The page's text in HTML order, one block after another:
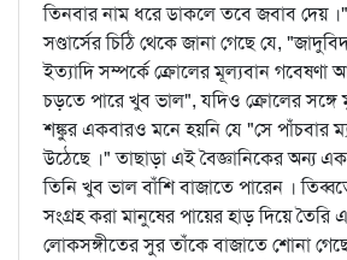
তিনবার নাম ধরে ডাকলে তবে জবাব দেয়
সণ্ডার্সের চিঠি থেকে জানা গেছে যে,
ইত্যাদি সম্পর্কে ক্রোলের মূল্যবান গবেষণা
চড়তে পারে খুব ভাল", যদিও ক্রোলের সঙ্গে
শঙ্কুর একবারও মনে হয়নি যে "সে পাঁচবার
উঠেছে ।" তাছাড়া এই বৈজ্ঞানিকের অন্য
তিনি খুব ভাল বাঁশি বাজাতে পারেন ।
সংগ্রহ করা মানুষের পায়ের হাড় দিয়ে তৈরি
লোকসঙ্গীতের সুর তাঁকে বাজাতে শোনা